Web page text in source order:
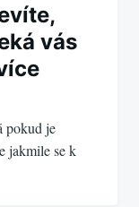
vás
pokud je
jakmile se k